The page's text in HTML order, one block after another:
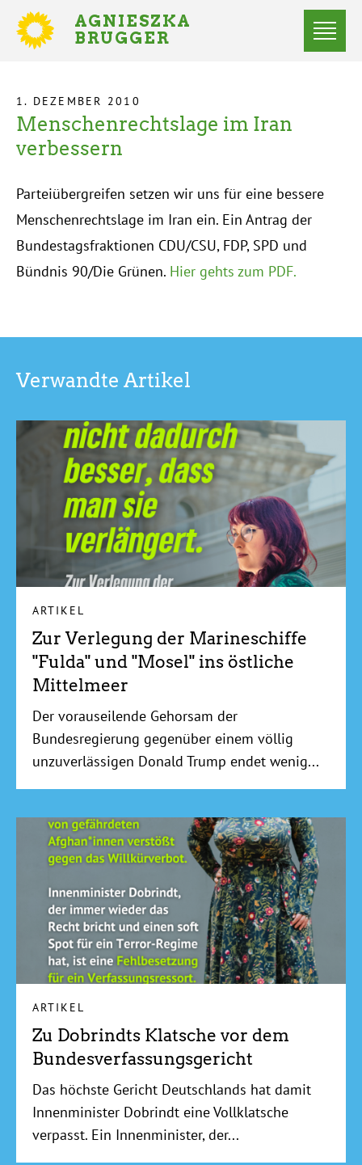
Direkt
zum
Inhalt
AGNIESZKA
BRUGGER
Pfadnavigation
Startseite
1. DEZEMBER 2010
Menschenrechtslage im Iran
verbessern
Parteiübergreifen setzen wir uns für eine bessere
Menschenrechtslage im Iran ein. Ein Antrag der
Bundestagsfraktionen CDU/CSU, FDP, SPD und
Bündnis 90/Die Grünen. Hier gehts zum PDF.
Verwandte Artikel
ARTIKEL
Zur Verlegung der Marineschiffe
"Fulda" und "Mosel" ins östliche
Mittelmeer
Der vorauseilende Gehorsam der
Bundesregierung gegenüber einem völlig
unzuverlässigen Donald Trump endet wenig...
ARTIKEL
Zu Dobrindts Klatsche vor dem
Bundesverfassungsgericht
Das höchste Gericht Deutschlands hat damit
Innenminister Dobrindt eine Vollklatsche
verpasst. Ein Innenminister, der...